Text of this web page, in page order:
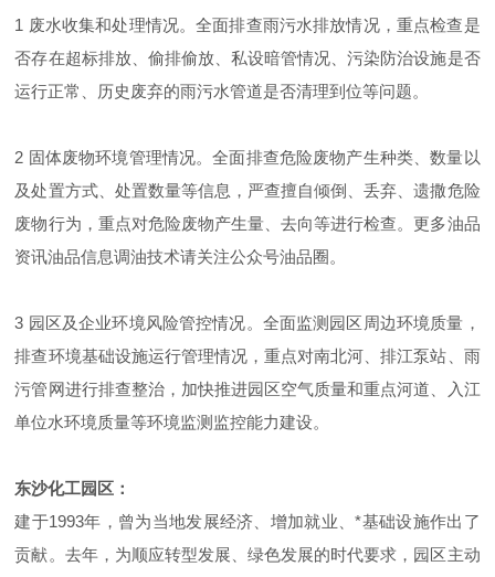
1 废水收集和处理情况。全面排查雨污水排放情况，重点检查是
否存在超标排放、偷排偷放、私设暗管情况、污染防治设施是否
运行正常、历史废弃的雨污水管道是否清理到位等问题。
2 固体废物环境管理情况。全面排查危险废物产生种类、数量以
及处置方式、处置数量等信息，严查擅自倾倒、丢弃、遗撒危险
废物行为，重点对危险废物产生量、去向等进行检查。更多油品
资讯油品信息调油技术请关注公众号油品圈。
3 园区及企业环境风险管控情况。全面监测园区周边环境质量，
排查环境基础设施运行管理情况，重点对南北河、排江泵站、雨
污管网进行排查整治，加快推进园区空气质量和重点河道、入江
单位水环境质量等环境监测监控能力建设。
东沙化工园区：
建于1993年，曾为当地发展经济、增加就业、*基础设施作出了
贡献。去年，为顺应转型发展、绿色发展的时代要求，园区主动